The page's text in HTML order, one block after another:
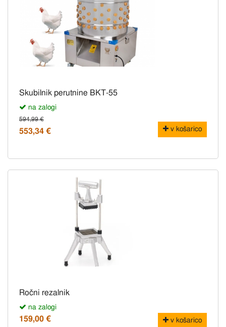
Skubilnik perutnine BKT-55
na zalogi
594,99 €
553,34 € v košarico
Ročni rezalnik
na zalogi
159,00 € v košarico